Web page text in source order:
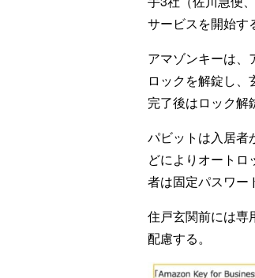
サービスを開始す
アマゾンキーは、
ロックを解錠し
完了後はロック解
パビットは入居者
どによりオート
者は固定パスワー
住戸玄関前には専
配慮する。